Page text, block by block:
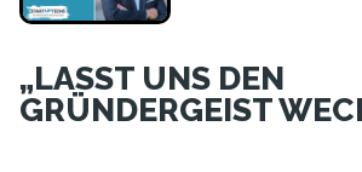
„LASST UNS DEN
GRÜNDERGEIST